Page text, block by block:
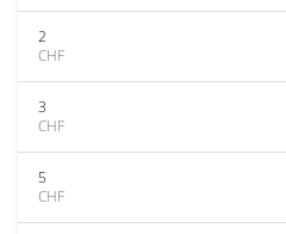
2
CHF
3
CHF
5
CHF